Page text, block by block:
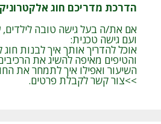
הדרכת מדריכם חוג
אם את/ה בעל גישה טובה לילדים,
ועם גישה טכנית:
אוכל להדריך אותך איך לבנות חוג
והטיפים מאיפה להשיג את
השיעור ואפילו איך לתמחר את
>>צור קשר לקבלת פרטים.